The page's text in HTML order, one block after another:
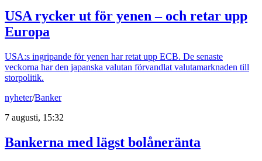
USA rycker ut för yenen – och retar upp
Europa
USA:s ingripande för yenen har retat upp ECB. De senaste
veckorna har den japanska valutan förvandlat valutamarknaden till
storpolitik.
nyheter/Banker
7 augusti, 15:32
Bankerna med lägst bolåneränta